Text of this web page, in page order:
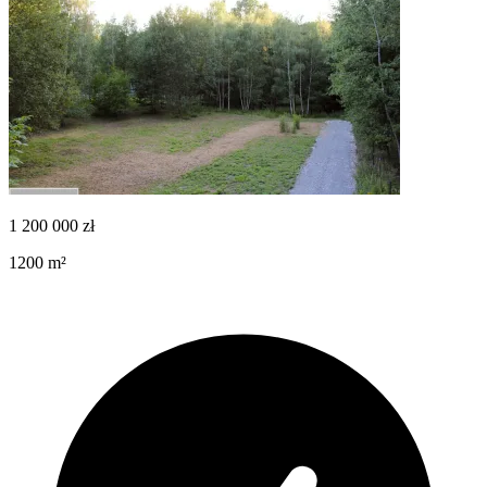
1 200 000 zł
1200 m²